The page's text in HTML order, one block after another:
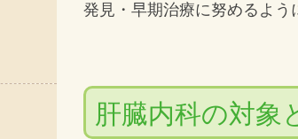
発見・早期治療に努めるよう
肝臓内科の対象